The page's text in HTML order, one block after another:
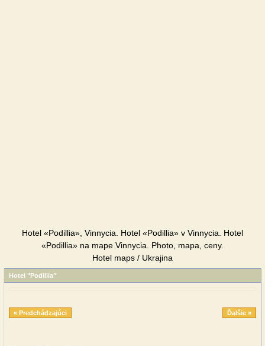
Hotel «Podillia», Vinnycia. Hotel «Podillia» v Vinnycia. Hotel
«Podillia» na mape Vinnycia. Photo, mapa, ceny.
Hotel maps / Ukrajina
Hotel "Podillia"
« Predchádzajúci Ďalšie »